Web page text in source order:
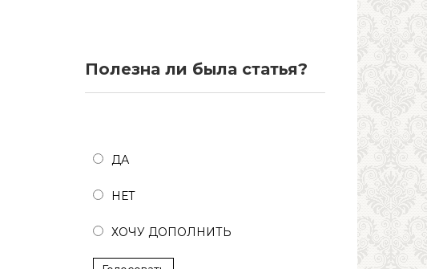
Полезна ли была статья?
ДА
НЕТ
ХОЧУ ДОПОЛНИТЬ